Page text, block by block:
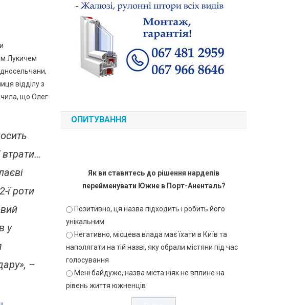
Лукичем
відділу з
що Олег
ї роти
у
–
ОПИТУВАННЯ
Як ви ставитесь до рішення нардепів
перейменувати Южне в Порт-Аненталь?
Позитивно, ця назва підходить і робить його
унікальним
Негативно, місцева влада має їхати в Київ та
наполягати на тій назві, яку обрали містяни під час
голосування
Мені байдуже, назва міста ніяк не вплине на
рівень життя южненців